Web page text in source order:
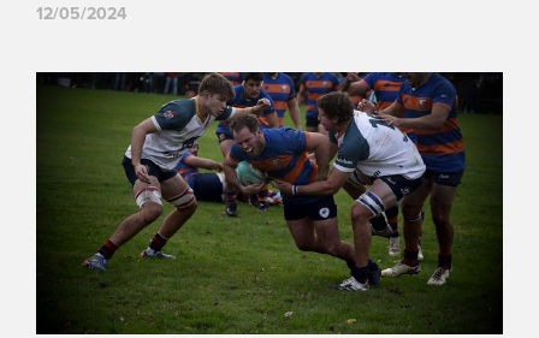
12/05/2024